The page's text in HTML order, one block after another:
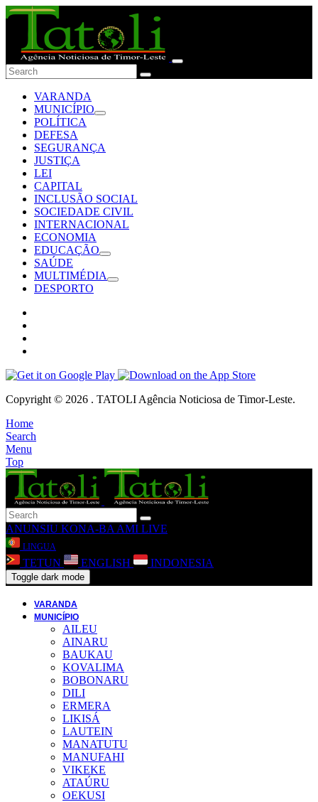
VARANDA
MUNICÍPIO
POLÍTICA
DEFESA
SEGURANÇA
JUSTIÇA
LEI
CAPITAL
INCLUSÃO SOCIAL
SOCIEDADE CIVIL
INTERNACIONAL
ECONOMIA
EDUCAÇÃO
SAÚDE
MULTIMÉDIA
DESPORTO
Copyright © 2026 . TATOLI Agência Noticiosa de Timor-Leste.
Home
Search
Menu
Top
ANUNSIU KONA-BA AMI LIVE
LINGUA
TETUN ENGLISH INDONESIA
Toggle dark mode
VARANDA
MUNICÍPIO
AILEU
AINARU
BAUKAU
KOVALIMA
BOBONARU
DILI
ERMERA
LIKISÁ
LAUTEIN
MANATUTU
MANUFAHI
VIKEKE
ATAÚRU
OEKUSI